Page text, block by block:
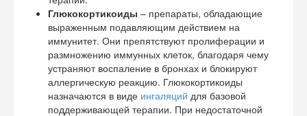
Глюкокортикоиды – препараты, обладающие
выраженным подавляющим действием на
иммунитет. Они препятствуют пролиферации и
размножению иммунных клеток, благодаря чему
устраняют воспаление в бронхах и блокируют
аллергическую реакцию. Глюкокортикоиды
назначаются в виде ингаляций для базовой
поддерживающей терапии. При недостаточной